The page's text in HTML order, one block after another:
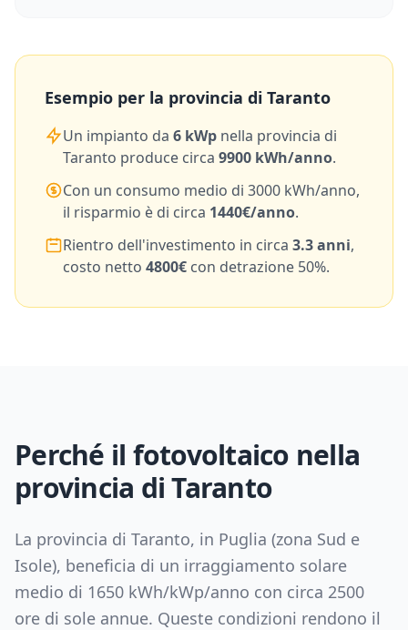
Esempio per la provincia di Taranto
Un impianto da 6 kWp nella provincia di
Taranto produce circa 9900 kWh/anno.
Con un consumo medio di 3000 kWh/anno,
il risparmio è di circa 1440€/anno.
Rientro dell'investimento in circa 3.3anni,
costo netto 4800€ con detrazione 50%.
Perché il fotovoltaico nella
provincia diTaranto
La provincia di Taranto, in Puglia (zona Sud e
Isole), beneficia di un irraggiamento solare
medio di 1650 kWh/kWp/anno con circa 2500
ore di sole annue. Queste condizioni rendono il